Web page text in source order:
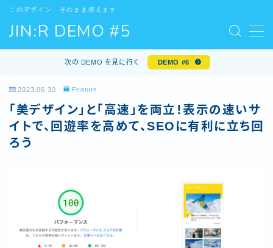
JIN:R DEMO #5
このデザイン、そのまま使えます
Feature
DEMO
次の DEMO を見に行く DEMO #6
2023.06.30 Feature
「美デザイン」と「高速」を両立！表示の速いサ
イトで、回遊率を高めて、SEOに有利に立ち回
ろう